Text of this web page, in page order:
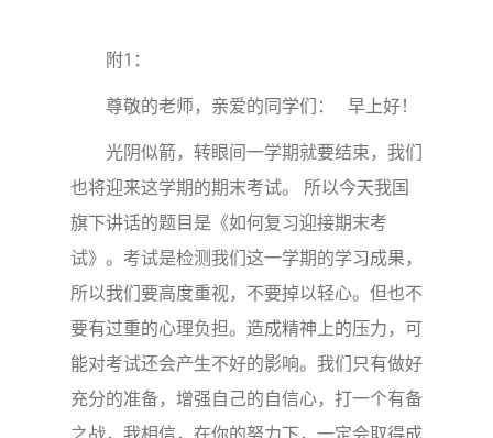
附1：
尊敬的老师，亲爱的同学们： 早上好！
光阴似箭，转眼间一学期就要结束，我们
也将迎来这学期的期末考试。 所以今天我国
旗下讲话的题目是《如何复习迎接期末考
试》。考试是检测我们这一学期的学习成果，
所以我们要高度重视，不要掉以轻心。但也不
要有过重的心理负担。造成精神上的压力，可
能对考试还会产生不好的影响。我们只有做好
充分的准备，增强自己的自信心，打一个有备